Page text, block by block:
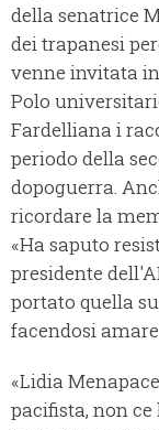
della senatrice
dei trapanesi
venne invitata
Polo
Fardelliana i
periodo della
dopoguerra.
ricordare la
«Ha saputo
presidente
portato quella
facendosi
«Lidia
pacifista, non ce